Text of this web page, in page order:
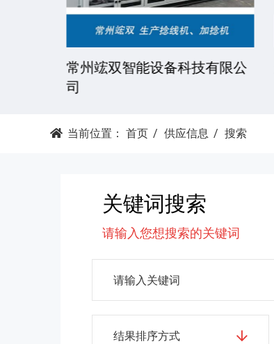
常州竤双智能设备科技有限公
司
当前位置： 首页 供应信息 搜索
关键词搜索
请输入您想搜索的关键词
结果排序方式